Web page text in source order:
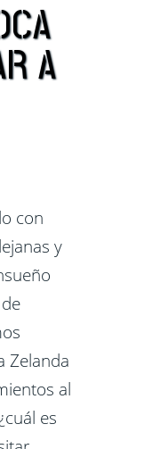
A
con
y
Zelanda
al
es